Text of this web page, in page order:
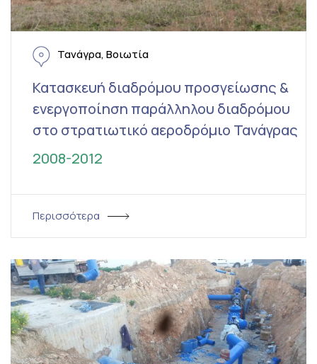
Τανάγρα, Βοιωτία
Κατασκευή διαδρόμου προσγείωσης &
ενεργοποίηση παράλληλου διαδρόμου
στο στρατιωτικό αεροδρόμιο Τανάγρας
2008-2012
Περισσότερα